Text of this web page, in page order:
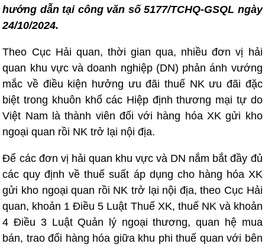
hướng dẫn tại công văn số 5177/TCHQ-GSQL ngày
24/10/2024.
Theo Cục Hải quan, thời gian qua, nhiều đơn vị hải
quan khu vực và doanh nghiệp (DN) phản ánh vướng
mắc về điều kiện hưởng ưu đãi thuế NK ưu đãi đặc
biệt trong khuôn khổ các Hiệp định thương mại tự do
Việt Nam là thành viên đối với hàng hóa XK gửi kho
ngoại quan rồi NK trở lại nội địa.
Để các đơn vị hải quan khu vực và DN nắm bắt đầy đủ
các quy định về thuế suất áp dụng cho hàng hóa XK
gửi kho ngoại quan rồi NK trở lại nội địa, theo Cục Hải
quan, khoản 1 Điều 5 Luật Thuế XK, thuế NK và khoản
4 Điều 3 Luật Quản lý ngoại thương, quan hệ mua
bán, trao đổi hàng hóa giữa khu phi thuế quan với bên